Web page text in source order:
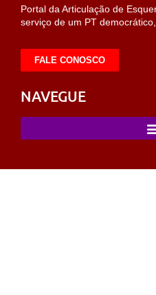
Portal da Articulação de
serviço de um PT
FALE CONOSCO
NAVEGUE